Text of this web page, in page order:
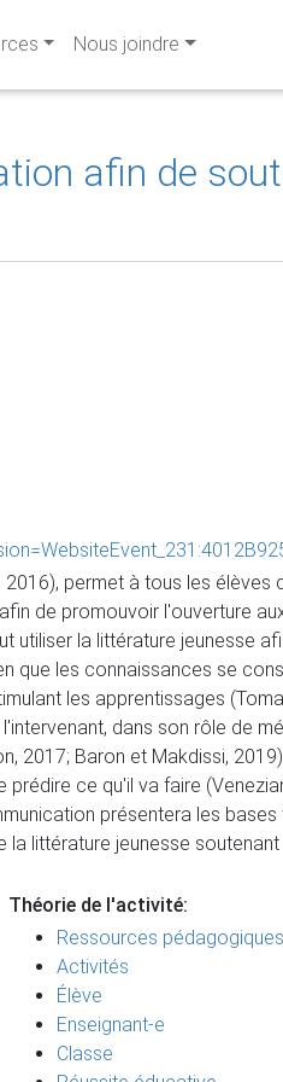
Nous joindre
afin de
permet à tous les
de promouvoir l'ouverture
la littérature jeunesse
que les connaissances se
les apprentissages
dans son rôle de
2017; Baron et Makdissi,
ce qu'il va faire
présentera les
littérature jeunesse
Théorie de l'activité:
Ressources pédagogiques
Activités
Élève
Enseignant-e
Classe